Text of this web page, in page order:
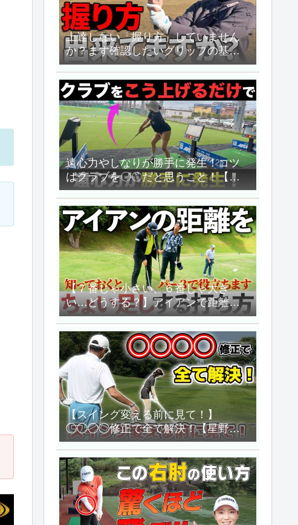
上達しない「握り方」していません
か？まず確認したいグリップの基本
３種類【ゴルファボ】
遠心力やしなりが勝手に発生！コツ
はクラブを〇〇だと思うこと！【飯
島茜のゴルフちゃんねる】
【７番じゃ小さい、６番じゃ大き
い…どうする？】アイアンで距離を
ちょい足ししたいときどうする？
【三觜喜一のゴルフレッスン】
【スイング変える前に見て！】
◯◯◯◯修正で全て解決！【星野英
正「オレに任せろ!」】